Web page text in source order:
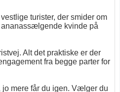
turister, der smider om
kvinde på
Alt det praktiske er der
fra begge parter for
jo mere får du igen. Vælger du